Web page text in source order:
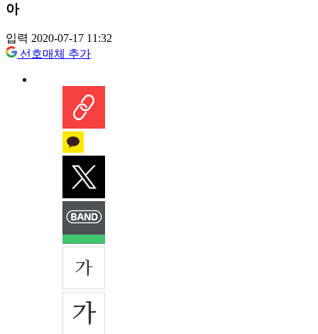
아
입력 2020-07-17 11:32
선호매체 추가